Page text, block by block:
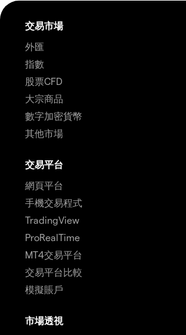
交易市場
外匯
指數
股票CFD
大宗商品
數字加密貨幣
其他市場
交易平台
網頁平台
手機交易程式
TradingView
ProRealTime
MT4交易平台
交易平台比較
模擬賬戶
市場透視